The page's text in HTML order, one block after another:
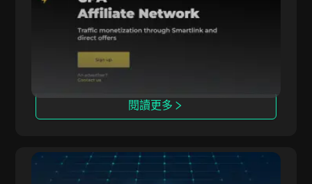
Datify.Link 為聯盟夥伴提供日結支付和多領域推
閱讀更多
Leadbit